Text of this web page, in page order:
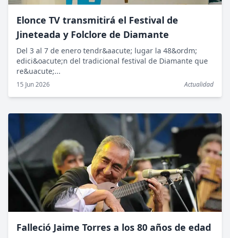
Elonce TV transmitirá el Festival de
Jineteada y Folclore de Diamante
Del 3 al 7 de enero tendr&aacute; lugar la 48&ordm;
edici&oacute;n del tradicional festival de Diamante que
re&uacute;...
15 Jun 2026 Actualidad
Falleció Jaime Torres a los 80 años de edad